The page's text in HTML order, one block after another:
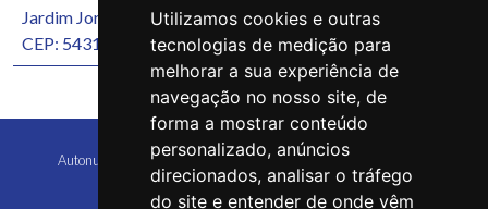
Utilizamos cookies e outras
tecnologias de medição para
melhorar a sua experiência de
navegação no nosso site, de
forma a mostrar conteúdo
personalizado, anúncios
direcionados, analisar o tráfego
do site e entender de onde vêm
Jardim Jordão, Jaboatão dos Guararapes/PE
CEP: 54315-570
Autonunes Caruaru Copyright 2026 Todos os direitos reservados